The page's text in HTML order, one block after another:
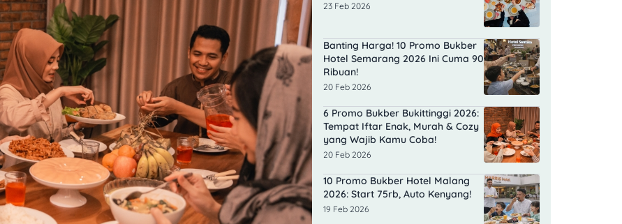
23 Feb 2026
Banting Harga! 10 Promo Bukber
Hotel Semarang 2026 Ini Cuma 90
Ribuan!
20 Feb 2026
6 Promo Bukber Bukittinggi 2026:
Tempat Iftar Enak, Murah & Cozy
yang Wajib Kamu Coba!
20 Feb 2026
10 Promo Bukber Hotel Malang
2026: Start 75rb, Auto Kenyang!
19 Feb 2026